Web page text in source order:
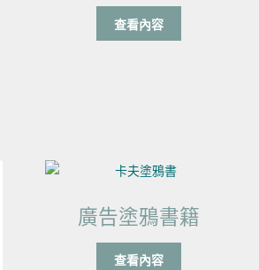
查看內容
廣告塗鴉書籍
查看內容